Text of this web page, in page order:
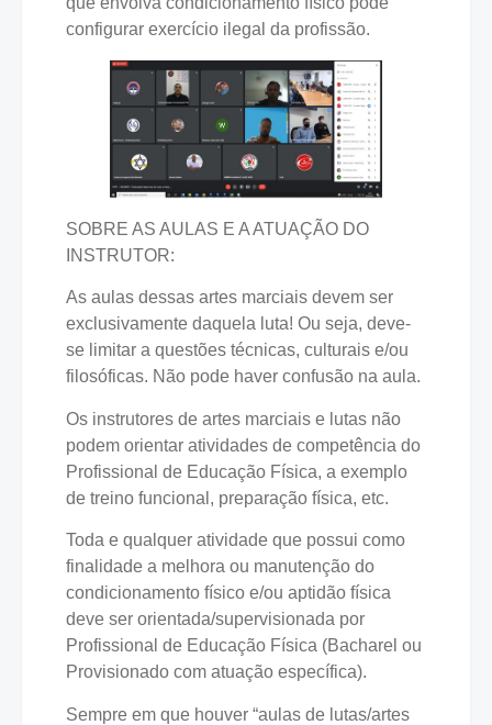
configurar exercício ilegal da profissão.
SOBRE AS AULAS E A ATUAÇÃO DO
INSTRUTOR:
As aulas dessas artes marciais devem ser
exclusivamente daquela luta! Ou seja, deve-
se limitar a questões técnicas, culturais e/ou
filosóficas. Não pode haver confusão na aula.
Os instrutores de artes marciais e lutas não
podem orientar atividades de competência do
Profissional de Educação Física, a exemplo
de treino funcional, preparação física, etc.
Toda e qualquer atividade que possui como
finalidade a melhora ou manutenção do
condicionamento físico e/ou aptidão física
deve ser orientada/supervisionada por
Profissional de Educação Física (Bacharel ou
Provisionado com atuação específica).
Sempre em que houver “aulas de lutas/artes